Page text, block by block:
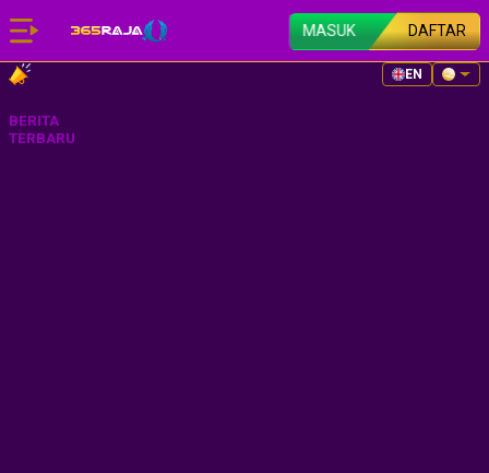
MASUK DAFTAR
EN
BERITA
TERBARU